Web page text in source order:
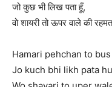
जो कुछ भी लिख पता हूँ,
वो शायरी तो ऊपर वाले की
Hamari pehchan to
Jo kuch bhi likh pata